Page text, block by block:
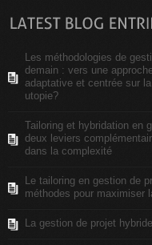
Les méthodologies de
demain : vers une
adaptative et centrée sur
utopie?
Tailoring et hybridation en
deux leviers
dans la complexité
Le tailoring en gestion de
méthodes pour maximiser
La gestion de projet hybride